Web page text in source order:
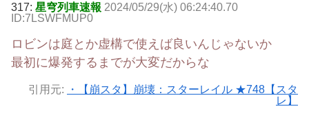
317: 星穹列車速報 2024/05/29(水) 06:24:40.70
ID:7LSWFMUP0
ロビンは庭とか虚構で使えば良いんじゃないか
最初に爆発するまでが大変だからな
引用元:
・【崩スタ】崩壊：スターレイル ★748【スタ
レ】